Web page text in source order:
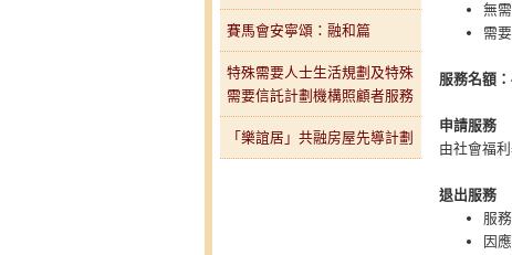
賽馬會安寧頌：融和篇
特殊需要人士生活規劃及特殊
需要信託計劃機構照顧者服務
「樂誼居」共融房屋先導計劃
無
需
服務名額：
申請服務
由社會福
退出服務
服
因